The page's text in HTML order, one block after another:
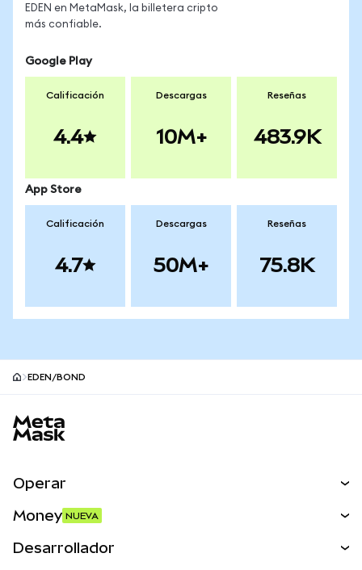
EDEN en MetaMask, la billetera cripto
más confiable.
Google Play
Calificación
4.4
Descargas
10M+
Reseñas
483.9K
App Store
Calificación
4.7
Descargas
50M+
Reseñas
75.8K
EDEN/BOND
Operar
Money NUEVA
Desarrollador